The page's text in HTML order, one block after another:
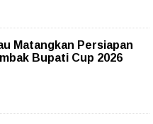
Matangkan Persiapan
Bupati Cup 2026